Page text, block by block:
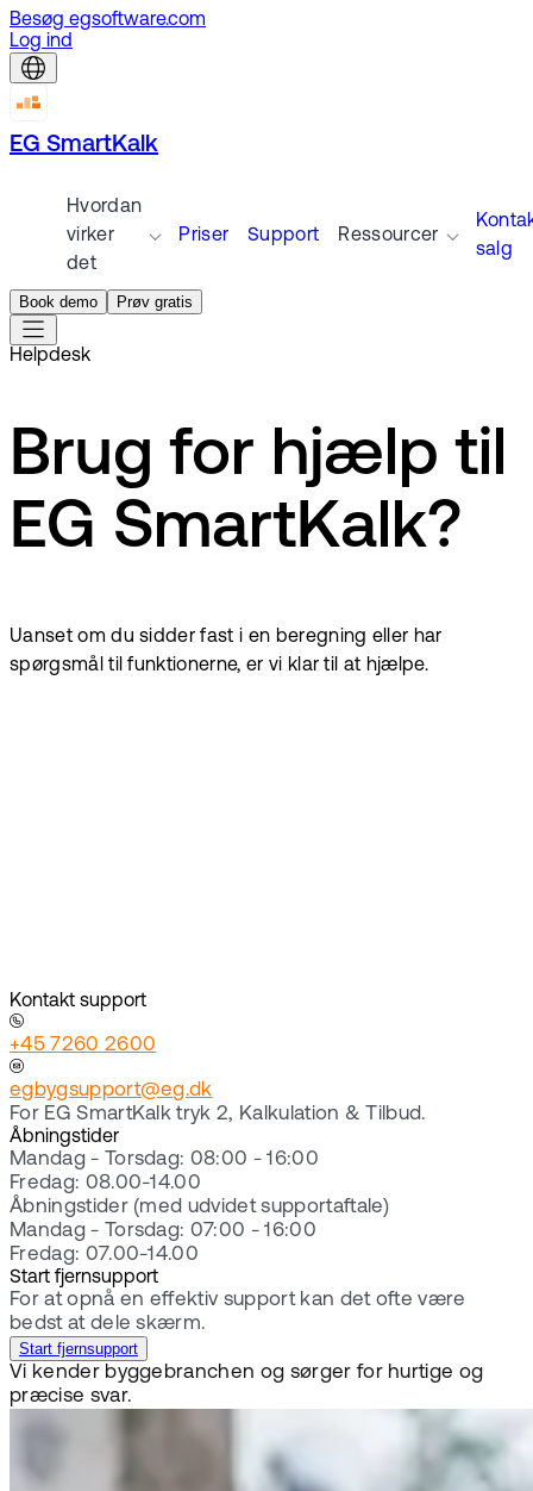
Besøg egsoftware.com
Log ind
EG SmartKalk
Hvordan
virker
det
Priser Support Ressourcer
salg
Book demo Prøv gratis
Helpdesk
Brug for hjælp til
EG SmartKalk?
Uanset om du sidder fast i en beregning eller har
spørgsmål til funktionerne, er vi klar til at hjælpe.
Kontakt support
+45 7260 2600
egbygsupport@eg.dk
For EG SmartKalk tryk 2, Kalkulation & Tilbud.
Åbningstider
Mandag - Torsdag: 08:00 - 16:00
Fredag: 08.00-14.00
Åbningstider (med udvidet supportaftale)
Mandag - Torsdag: 07:00 - 16:00
Fredag: 07.00-14.00
Start fjernsupport
For at opnå en effektiv support kan det ofte være
bedst at dele skærm.
Start fjernsupport
Vi kender byggebranchen og sørger for hurtige og
præcise svar.